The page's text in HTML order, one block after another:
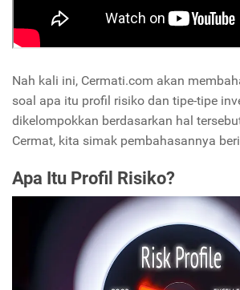
Nah kali ini, Cermati.com akan
soal apa itu profil risiko dan tipe-tipe
dikelompokkan berdasarkan hal
Cermat, kita simak pembahasannya
Apa Itu Profil Risiko?